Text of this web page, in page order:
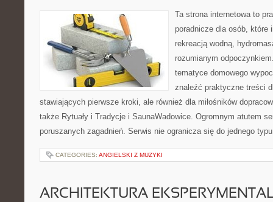
Ta strona internetowa to
poradnicze dla osób, które
rekreacją wodną,
rozumianym
tematyce domowego
znaleźć praktyczne treści
stawiających pierwsze kroki, ale również dla miłośników
także Rytuały i Tradycje i SaunaWadowice. Ogromnym atutem
poruszanych zagadnień. Serwis nie ogranicza się do jednego
CATEGORIES: ANGIELSKI Z MUZYKI
ARCHITEKTURA